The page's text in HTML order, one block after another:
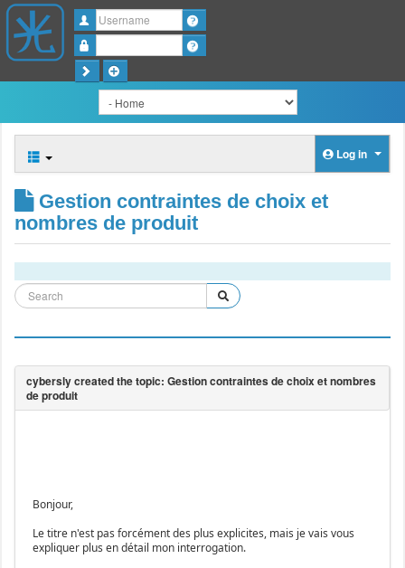
Username
Log in
Gestion contraintes de choix et
nombres de produit
Bonjour,
Le titre n'est pas forcément des plus explicites, mais je vais vous
expliquer plus en détail mon interrogation.